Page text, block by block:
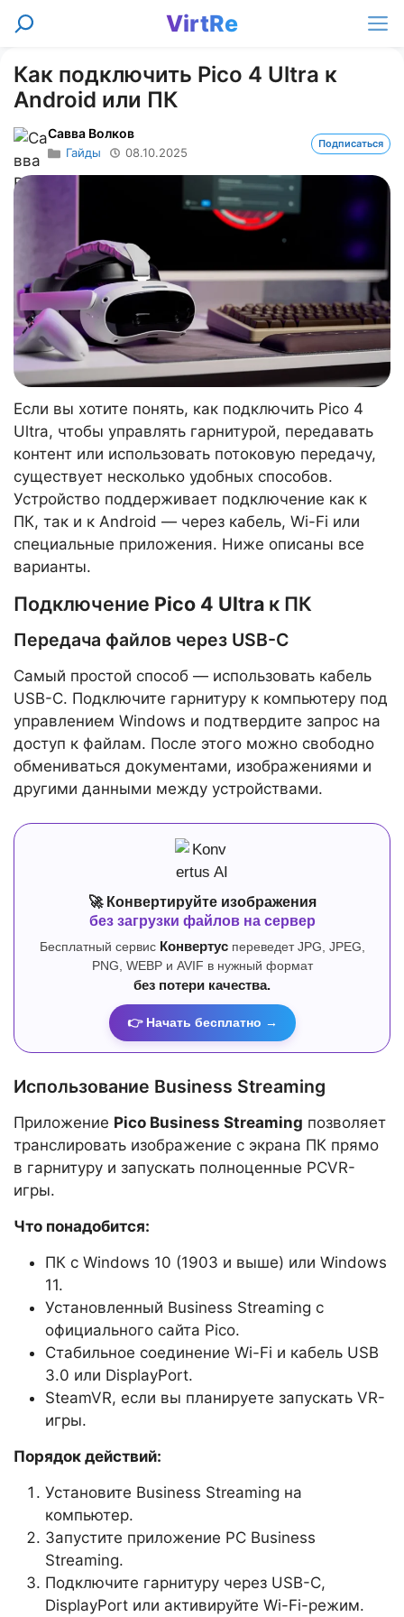
Перейти
VirtRe
Поиск
Как подключить Pico 4 Ultra к
Android или ПК
Савва Волков
Гайды 08.10.2025
Подписаться
Если вы хотите понять, как подключить Pico 4
Ultra, чтобы управлять гарнитурой, передавать
контент или использовать потоковую передачу,
существует несколько удобных способов.
Устройство поддерживает подключение как к
ПК, так и к Android — через кабель, Wi-Fi или
специальные приложения. Ниже описаны все
варианты.
Подключение Pico 4 Ultra к ПК
Передача файлов через USB-C
Самый простой способ — использовать кабель
USB-C. Подключите гарнитуру к компьютеру под
управлением Windows и подтвердите запрос на
доступ к файлам. После этого можно свободно
обмениваться документами, изображениями и
другими данными между устройствами.
🚀 Конвертируйте изображения
без загрузки файлов на сервер
Бесплатный сервис Конвертуспереведет JPG, JPEG,
PNG, WEBP и AVIF в нужный формат
без потери качества.
👉 Начать бесплатно →
Использование Business Streaming
Приложение Pico Business Streaming позволяет
транслировать изображение с экрана ПК прямо
в гарнитуру и запускать полноценные PCVR-
игры.
Что понадобится:
ПК с Windows 10 (1903 и выше) или Windows
11.
Установленный Business Streaming с
официального сайта Pico.
Стабильное соединение Wi-Fi и кабель USB
3.0 или DisplayPort.
SteamVR, если вы планируете запускать VR-
игры.
Порядок действий:
Установите Business Streaming на
компьютер.
Запустите приложение PC Business
Streaming.
Подключите гарнитуру через USB-C,
DisplayPort или активируйте Wi-Fi-режим.